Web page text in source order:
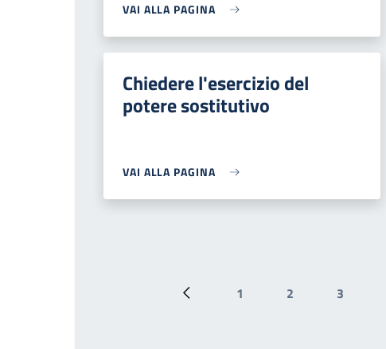
VAI ALLA PAGINA
Chiedere l'esercizio del
potere sostitutivo
VAI ALLA PAGINA
Pagina precedente
Pagina
1
Pagina
2
Pagina
3